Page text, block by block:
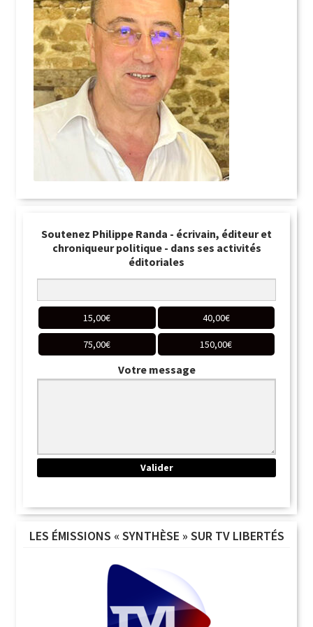
Soutenez Philippe Randa - écrivain, éditeur et
chroniqueur politique - dans ses activités
éditoriales
15,00€ 40,00€
75,00€ 150,00€
Votre message
LES ÉMISSIONS « SYNTHÈSE » SUR TV LIBERTÉS